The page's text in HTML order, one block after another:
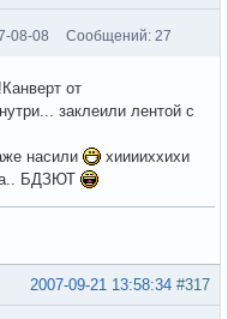
08-08 Сообщений: 27
от
заклеили лентой с
насили
хииииххихи
БДЗЮТ
#317
2007-09-21 13:58:34